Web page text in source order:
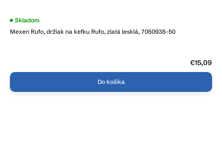
Mexen Rufo, držiak na kefku Rufo, zlatá lesklá, 7050938-50
Skladom
€15,09
Do košíka